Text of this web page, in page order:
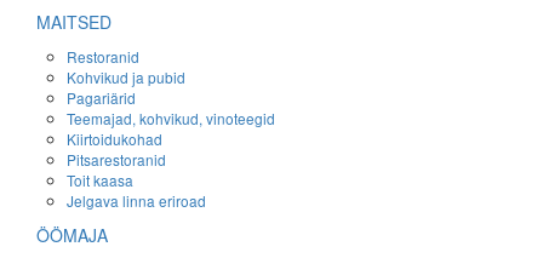
MAITSED
Restoranid
Kohvikud ja pubid
Pagariärid
Teemajad, kohvikud, vinoteegid
Kiirtoidukohad
Pitsarestoranid
Toit kaasa
Jelgava linna eriroad
ÖÖMAJA